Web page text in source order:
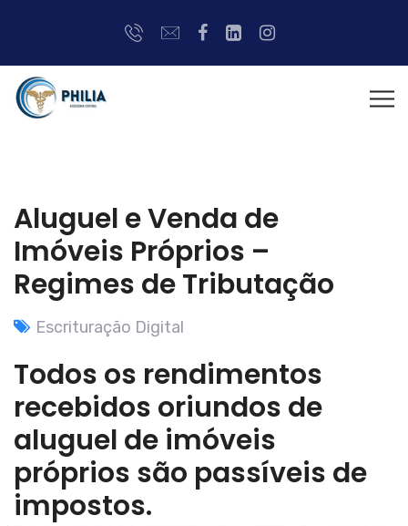
Aluguel e Venda de
Imóveis Próprios –
Regimes de Tributação
Escrituração Digital
Todos os rendimentos
recebidos oriundos de
aluguel de imóveis
próprios são passíveis de
impostos.